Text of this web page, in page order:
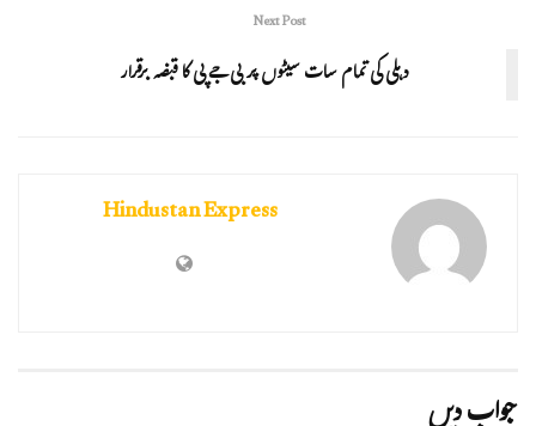
Next Post
دہلی کی تمام سات سیٹوں پر بی جے پی کا قبضہ برقرار
Hindustan Express